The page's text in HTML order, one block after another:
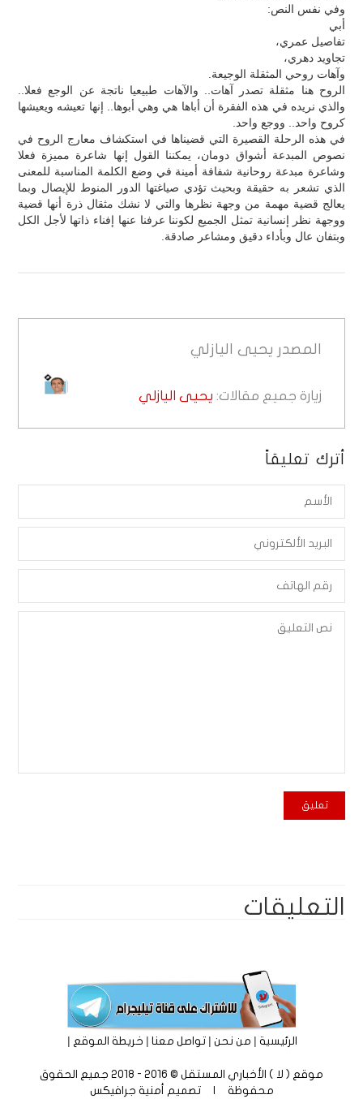
وفي نفس النص:
أبي
تفاصيل عمري،
تجاويد دهري،
وآهات روحي المثقلة الوجيعة.
الروح هنا مثقلة تصدر آهات.. والآهات طبيعيا ناتجة عن الوجع فعلا..
والذي نريده في هذه الفقرة أن أباها هي وهي أبوها.. إنها تعيشه ويعيشها
كروح واحد.. ووجع واحد.
في هذه الرحلة القصيرة التي قضيناها في استكشاف معارج الروح في
نصوص المبدعة أشواق دومان، يمكننا القول إنها شاعرة مميزة فعلا
وشاعرة مبدعة روحانية شفافة أمينة في وضع الكلمة المناسبة للمعنى
الذي تشعر به حقيقة وبحيث تؤدي صياغتها الدور المنوط للإيصال وبما
يعالج قضية مهمة من وجهة نظرها والتي لا نشك مثقال ذرة أنها قضية
ووجهة نظر إنسانية تمثل الجميع لكوننا عرفنا عنها إفناء ذاتها لأجل الكل
وبتفان عال وبأداء دقيق ومشاعر صادقة.
المصدر يحيى اليازلي
زيارة جميع مقالات: يحيى اليازلي
أترك تعليقاً
التعليقات
الرئيسية|من نحن|تواصل معنا|خريطة الموقع |
موقع ( لا ) الأخباري المستقل © 2016 - 2018 جميع الحقوق
محفوظة | تصميم أمنية جرافيكس